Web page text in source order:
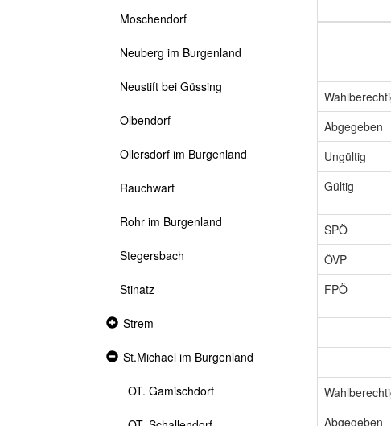
Moschendorf
Neuberg im Burgenland
Neustift bei Güssing
Olbendorf
Ollersdorf im Burgenland
Rauchwart
Rohr im Burgenland
Stegersbach
Stinatz
Collapsed
Strem
Expanded
St.Michael im Burgenland
OT. Gamischdorf
Abgegeben
Ungültig
Gültig
SPÖ
ÖVP
FPÖ
Abgegeben